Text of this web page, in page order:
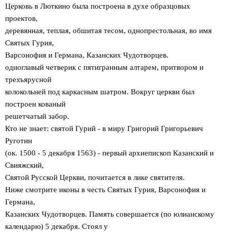
Церковь в Люткино была построена в духе образцовых
проектов,
деревянная, теплая, обшитая тесом, однопрестольная, во имя
Святых Гурия,
Варсонофия и Германа, Казанских Чудотворцев.
одноглавый четверик с пятигранным алтарем, притвором и
трехъярусной
колокольней под каркасным шатром. Вокруг церкви был
построен кованый
решетчатый забор.
Кто не знает: святой Гурий - в миру Григорий Григорьевич
Руготин
(ок. 1500 - 5 декабря 1563) - первый архиепископ Казанский и
Свияжский,
Святой Русской Церкви, почитается в лике святителя.
Ниже смотрите иконы в честь Святых Гурия, Варсонофия и
Германа,
Казанских Чудотворцев. Память совершается (по юлианскому
календарю) 5 декабря. Стоял у